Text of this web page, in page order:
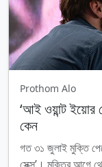
Prothom Alo
‘আই ওয়ান্ট ইয়োর
কেন
গত ৩১ জুলাই মুক্তি